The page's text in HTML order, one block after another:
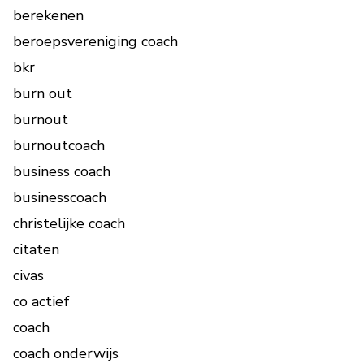
berekenen
beroepsvereniging coach
bkr
burn out
burnout
burnoutcoach
business coach
businesscoach
christelijke coach
citaten
civas
co actief
coach
coach onderwijs